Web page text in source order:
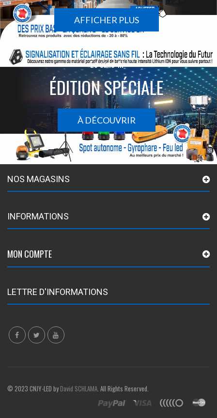
AFFICHER PLUS
Le sans-fil
ÉDITION SPÉCIALE
À DÉCOUVRIR
NOS MAGASINS
INFORMATIONS
MON COMPTE
LETTRE D'INFORMATIONS
© 2023 CNJY-LED byDavid SCHLAMA. All Rights Reserved.